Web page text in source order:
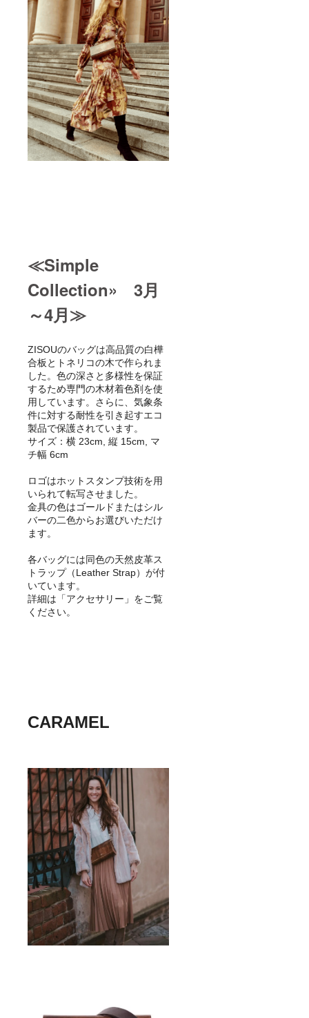
≪Simple
Collection» 3月
～4月≫
ZISOUのバッグは高品質の白樺
合板とトネリコの木で作られま
した。色の深さと多様性を保証
するため専門の木材着色剤を使
用しています。さらに、気象条
件に対する耐性を引き起すエコ
製品で保護されています。
サイズ：横 23cm, 縦 15cm, マ
チ幅 6cm
ロゴはホットスタンプ技術を用
いられて転写させました。
金具の色はゴールドまたはシル
バーの二色からお選びいただけ
ます。
各バッグには同色の天然皮革ス
トラップ（Leather Strap）が付
いています。
詳細は「アクセサリー」をご覧
ください。
CARAMEL